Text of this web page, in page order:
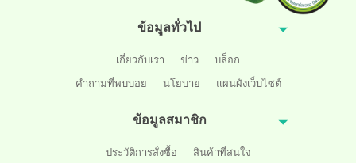
ข้อมูลทั่วไป
เกี่ยวกับเรา ข่าว
บล็อก
คำถามที่พบบ่อย
นโยบาย แผนผังเว็บไซต์
ข้อมูลสมาชิก
ประวัติการสั่งซื้อ
สินค้าที่สนใจ